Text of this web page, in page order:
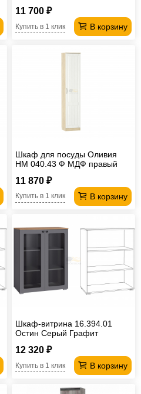
11 700 ₽
В корзину
Купить в 1 клик
Шкаф для посуды Оливия
НМ 040.43 Ф МДФ правый
11 870 ₽
В корзину
Купить в 1 клик
Шкаф-витрина 16.394.01
Остин Серый Графит
12 320 ₽
В корзину
Купить в 1 клик